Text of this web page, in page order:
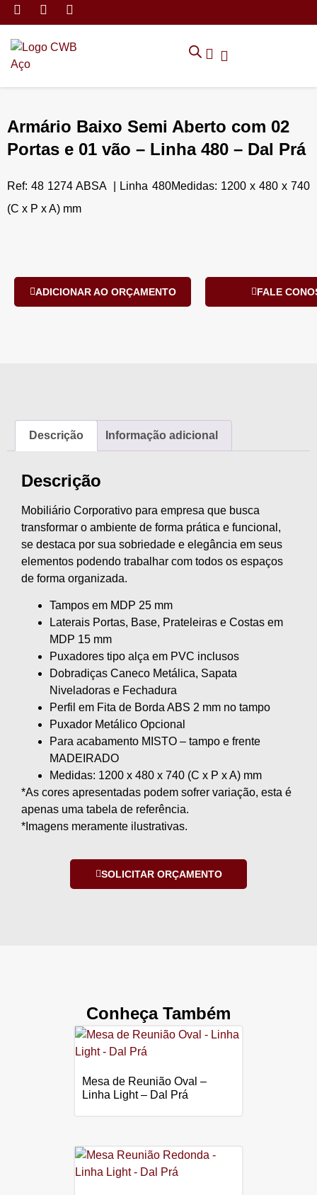
Armário Baixo Semi Aberto com 02
Portas e 01 vão – Linha 480 – Dal Prá
Ref: 48 1274 ABSA | Linha 480Medidas: 1200 x 480 x 740
(C x P x A) mm
ADICIONAR AO ORÇAMENTO FALE
Descrição Informação adicional
Descrição
Mobiliário Corporativo para empresa que busca
transformar o ambiente de forma prática e funcional,
se destaca por sua sobriedade e elegância em seus
elementos podendo trabalhar com todos os espaços
de forma organizada.
Tampos em MDP 25 mm
Laterais Portas, Base, Prateleiras e Costas em
MDP 15 mm
Puxadores tipo alça em PVC inclusos
Dobradiças Caneco Metálica, Sapata
Niveladoras e Fechadura
Perfil em Fita de Borda ABS 2 mm no tampo
Puxador Metálico Opcional
Para acabamento MISTO – tampo e frente
MADEIRADO
Medidas: 1200 x 480 x 740 (C x P x A) mm
*As cores apresentadas podem sofrer variação, esta é
apenas uma tabela de referência.
*Imagens meramente ilustrativas.
SOLICITAR ORÇAMENTO
Conheça Também
Mesa de Reunião Oval –
Linha Light – Dal Prá